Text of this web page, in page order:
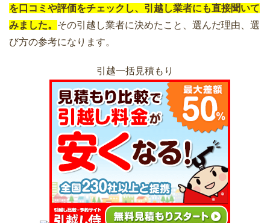
を口コミや評価をチェックし、引越し業者にも直接聞いて
みました。 その引越し業者に決めたこと、選んだ理由、選
び方の参考になります。
引越一括見積もり